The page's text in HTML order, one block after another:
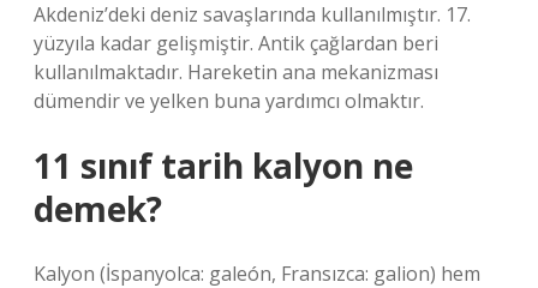
Akdeniz’deki deniz savaşlarında kullanılmıştır. 17.
yüzyıla kadar gelişmiştir. Antik çağlardan beri
kullanılmaktadır. Hareketin ana mekanizması
dümendir ve yelken buna yardımcı olmaktır.
11 sınıf tarih kalyon ne
demek?
Kalyon (İspanyolca: galeón, Fransızca: galion) hem